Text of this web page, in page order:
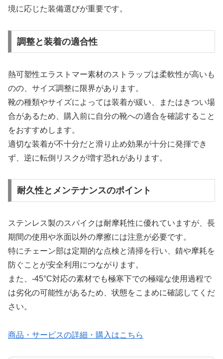
境に応じた装備選びが重要です。
調整と装着の適合性
熱可塑性エラストマー素材のストラップは柔軟性が高いも
のの、サイズ調整に限界があります。
靴の種類やサイズによっては装着が緩い、またはきつい場
合があるため、購入前に自分の靴への適合を確認すること
をおすすめします。
適切な装着が不十分だと滑り止め効果が十分に発揮でき
ず、逆に転倒リスクが増す恐れがあります。
耐久性とメンテナンスのポイント
ステンレス製のスパイクは耐摩耗性に優れていますが、長
期間の使用や氷面以外の摩擦には注意が必要です。
特にチェーン部は定期的な点検と清掃を行い、錆や摩耗を
防ぐことが安全利用につながります。
また、-45°C対応の素材でも極寒下での極端な使用過程で
は劣化の可能性があるため、状態をこまめに確認してくだ
さい。
商品・サービスの詳細・購入はこちら